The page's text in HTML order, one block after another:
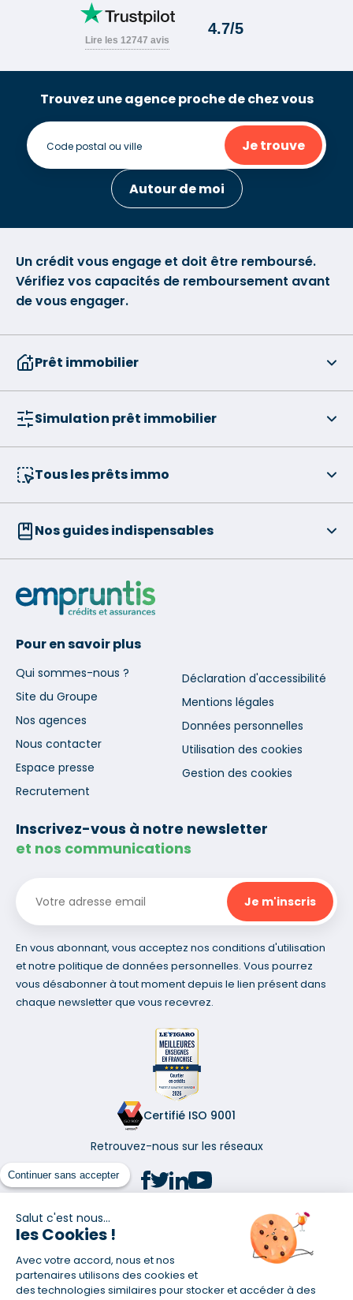
Continuer sans accepter
Salut c'est nous...
les Cookies !
Avec votre accord, nous et nos
partenaires utilisons des cookies et
des technologies similaires pour stocker et accéder à des
Trouvez une agence proche de chez vous
Je trouve
Autour de moi
Un crédit vous engage et doit être remboursé.
Vérifiez vos capacités de remboursement avant
de vous engager.
Prêt immobilier
Simulation prêt immobilier
Tous les prêts immo
Nos guides indispensables
Pour en savoir plus
Qui sommes-nous ?
Site du Groupe
Nos agences
Nous contacter
Espace presse
Recrutement
Déclaration d'accessibilité
Mentions légales
Données personnelles
Utilisation des cookies
Gestion des cookies
Inscrivez-vous à notre newsletter
et nos communications
En vous abonnant, vous acceptez nos conditions d'utilisation
et notre politique de données personnelles. Vous pourrez
vous désabonner à tout moment depuis le lien présent dans
chaque newsletter que vous recevrez.
Certifié ISO 9001
Retrouvez-nous sur les réseaux
(1) Taux fixe national hors assurance et selon votre profil
(2) Économie de 65 % pour l'assurance d'un prêt amortissable de 330
457,23 € à 0,90 % sur 19,5 ans, accordé à un salarié non cadre assuré à
100 % (décès, PTIA, IPP, ITT, IPP) âgé de 36 ans fumeur et une personne